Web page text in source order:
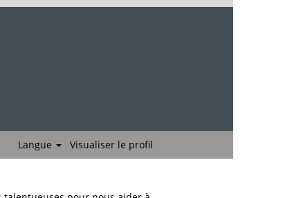
Langue Visualiser le profil